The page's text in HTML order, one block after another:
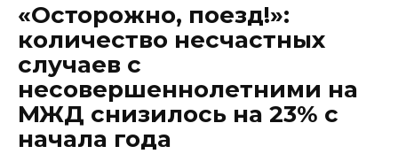
«Осторожно, поезд!»:
количество несчастных
случаев с
несовершеннолетними на
МЖД снизилось на 23% с
начала года